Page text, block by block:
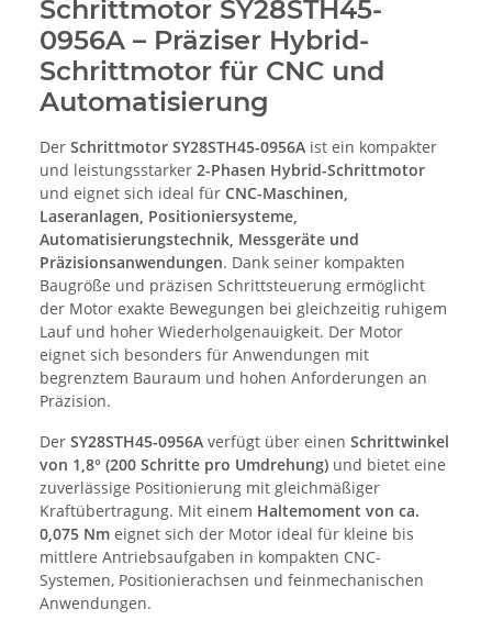
Schrittmotor SY28STH45-
0956A – Präziser Hybrid-
Schrittmotor für CNC und
Automatisierung
Der Schrittmotor SY28STH45-0956A ist ein kompakter
und leistungsstarker 2-Phasen Hybrid-Schrittmotor
und eignet sich ideal für CNC-Maschinen,
Laseranlagen, Positioniersysteme,
Automatisierungstechnik, Messgeräte und
Präzisionsanwendungen. Dank seiner kompakten
Baugröße und präzisen Schrittsteuerung ermöglicht
der Motor exakte Bewegungen bei gleichzeitig ruhigem
Lauf und hoher Wiederholgenauigkeit. Der Motor
eignet sich besonders für Anwendungen mit
begrenztem Bauraum und hohen Anforderungen an
Präzision.
Der SY28STH45-0956A verfügt über einen Schrittwinkel
von 1,8° (200 Schritte pro Umdrehung) und bietet eine
zuverlässige Positionierung mit gleichmäßiger
Kraftübertragung. Mit einem Haltemoment von ca.
0,075 Nm eignet sich der Motor ideal für kleine bis
mittlere Antriebsaufgaben in kompakten CNC-
Systemen, Positionierachsen und feinmechanischen
Anwendungen.